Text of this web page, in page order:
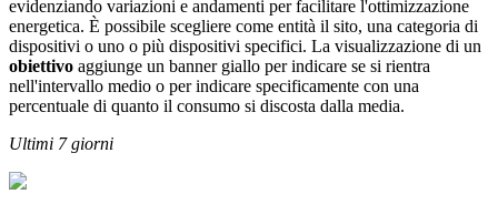
evidenziando variazioni e andamenti per facilitare l'ottimizzazione
energetica. È possibile scegliere come entità il sito, una categoria di
dispositivi o uno o più dispositivi specifici. La visualizzazione di un
obiettivo aggiunge un banner giallo per indicare se si rientra
nell'intervallo medio o per indicare specificamente con una
percentuale di quanto il consumo si discosta dalla media.
Ultimi 7 giorni